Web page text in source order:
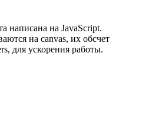
написана на JavaScript.
на canvas, их обсчет
для ускорения работы.